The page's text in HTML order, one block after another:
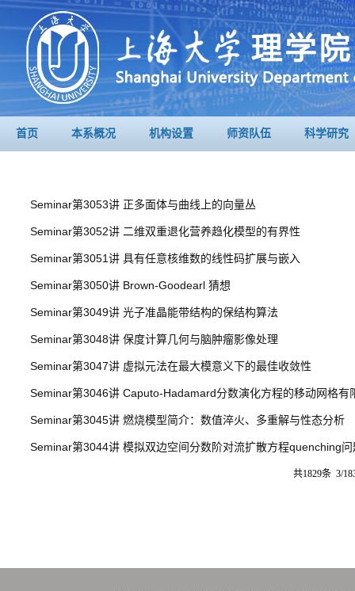
首页 本系概况 机构设置 师资队伍 科学研究
Seminar第3053讲 正多面体与曲线上的向量丛
Seminar第3052讲 二维双重退化营养趋化模型的有界性
Seminar第3051讲 具有任意核维数的线性码扩展与嵌入
Seminar第3050讲 Brown-Goodearl 猜想
Seminar第3049讲 光子准晶能带结构的保结构算法
Seminar第3048讲 保度计算几何与脑肿瘤影像处理
Seminar第3047讲 虚拟元法在最大模意义下的最佳收敛性
Seminar第3046讲 Caputo-Hadamard分数演化方程的移动网格有
Seminar第3045讲 燃烧模型简介：数值淬火、多重解与性态分析
Seminar第3044讲 模拟双边空间分数阶对流扩散方程quenching
共1829条 3/